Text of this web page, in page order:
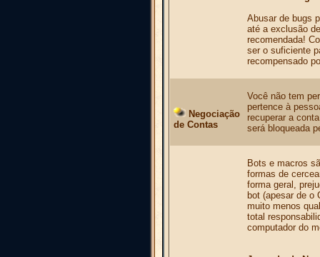
Abusar de bugs
até a exclusão
recomendada!
ser o suficiente
recompensado
Negociação
de Contas
Você não tem
pertence à
recuperar a
será bloqueada
Bots e macros
formas de
forma geral,
bot (apesar de o
muito menos
total
computador do